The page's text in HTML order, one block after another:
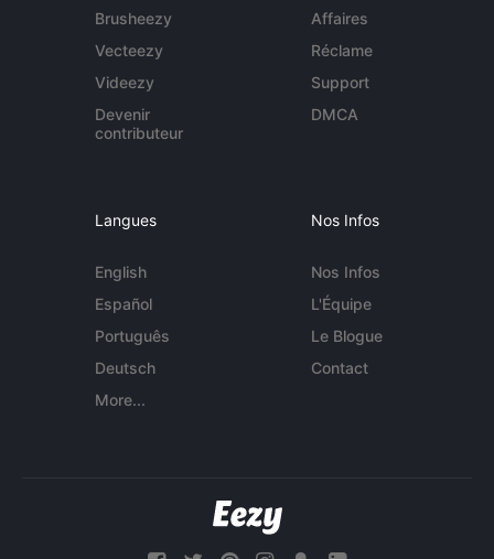
Brusheezy
Vecteezy
Videezy
Devenir
contributeur
Affaires
Réclame
Support
DMCA
Langues
English
Español
Português
Deutsch
More...
Nos Infos
Nos Infos
L'Équipe
Le Blogue
Contact